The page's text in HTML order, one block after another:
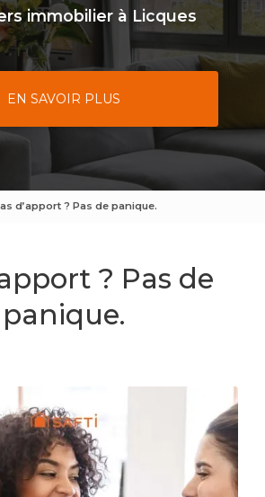
immobilier à Licques
EN SAVOIR PLUS
d’apport ? Pas de panique.
? Pas de
panique.